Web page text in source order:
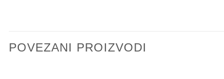
POVEZANI PROIZVODI